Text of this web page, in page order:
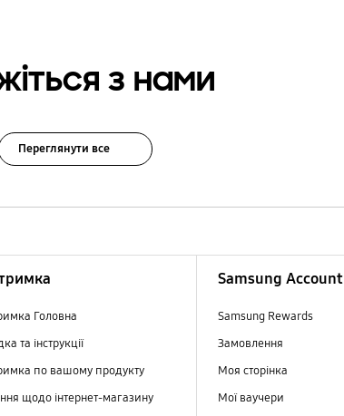
з нами
Переглянути все
Головна
та інструкції
по вашому продукту
щодо інтернет-магазину
Samsung Account
Samsung Rewards
Замовлення
Моя сторінка
Мої ваучери